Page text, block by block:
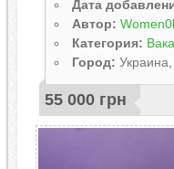
Дата
Автор:
Категория:
Город:
55 000 грн